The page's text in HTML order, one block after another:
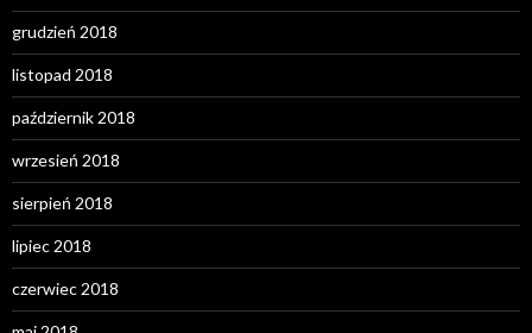
grudzień 2018
listopad 2018
październik 2018
wrzesień 2018
sierpień 2018
lipiec 2018
czerwiec 2018